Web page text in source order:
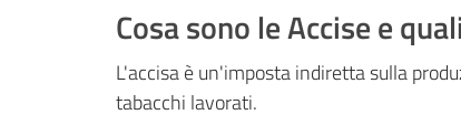
Cosa sono le Accise e
L'accisa è un'imposta indiretta sulla
tabacchi lavorati.